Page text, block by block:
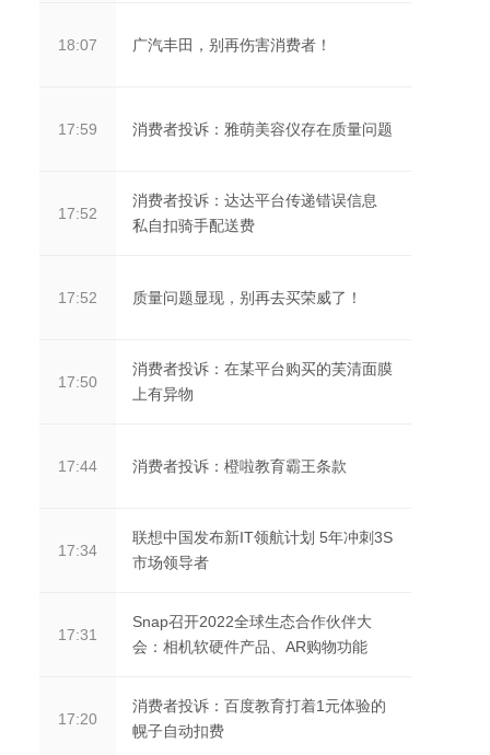
18:07 广汽丰田，别再伤害消费者！
17:59 消费者投诉：雅萌美容仪存在质量问题
17:52
消费者投诉：达达平台传递错误信息
私自扣骑手配送费
17:52 质量问题显现，别再去买荣威了！
17:50
消费者投诉：在某平台购买的芙清面膜
上有异物
17:44 消费者投诉：橙啦教育霸王条款
17:34
联想中国发布新IT领航计划 5年冲刺3S
市场领导者
17:31
Snap召开2022全球生态合作伙伴大
会：相机软硬件产品、AR购物功能
17:20
消费者投诉：百度教育打着1元体验的
幌子自动扣费